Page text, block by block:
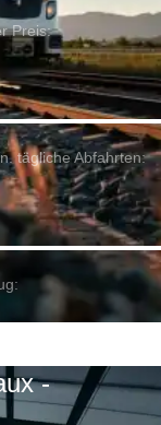
Preis:
tägliche Abfahrten:
-